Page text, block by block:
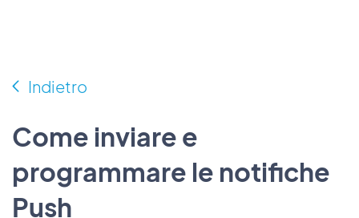
Indietro
Come inviare e
programmare le notifiche
Push